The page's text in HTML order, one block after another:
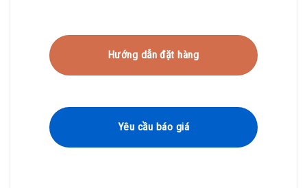
Hướng dẫn đặt hàng
Yêu cầu báo giá